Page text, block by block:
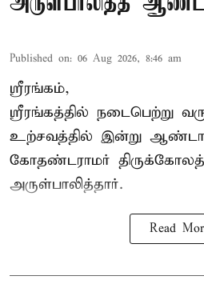
Published on: 06 Aug 2026, 8:46 am
ஸ்ரீரங்கம்,
ஸ்ரீரங்கத்தில் நடைபெற்று
உற்சவத்தில் இன்று
கோதண்டராமர்
அருள்பாலித்தார்.
Read